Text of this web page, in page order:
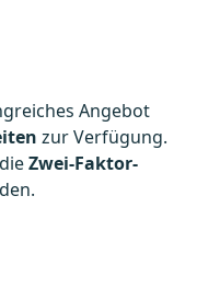
Angebot
zur Verfügung.
Zwei-Faktor-